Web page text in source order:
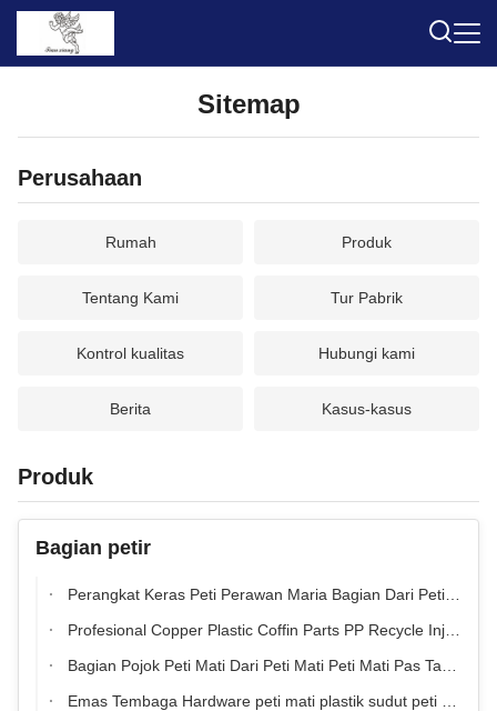
Sitemap
Perusahaan
Rumah Produk
Tentang Kami Tur Pabrik
Kontrol kualitas Hubungi kami
Berita Kasus-kasus
Produk
Bagian petir
Perangkat Keras Peti Perawan Maria Bagian Dari Peti Plastik
Profesional Copper Plastic Coffin Parts PP Recycle Injection Moulding Disesuaikan
Bagian Pojok Peti Mati Dari Peti Mati Peti Mati Pas Tabung Besi
Emas Tembaga Hardware peti mati plastik sudut peti mati Bagian 9#